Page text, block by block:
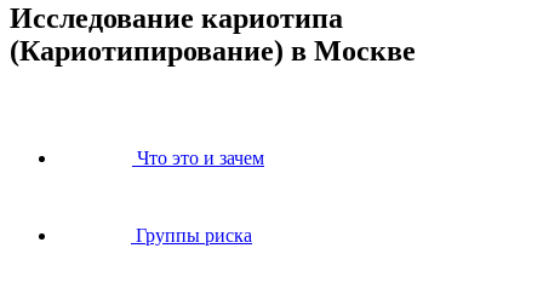
Исследование кариотипа
(Кариотипирование) в Москве
Что это и зачем
Группы риска